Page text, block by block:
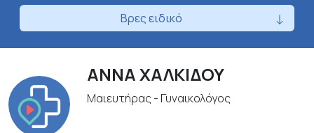
Βρες ειδικό
ΑΝΝΑ ΧΑΛΚΙΔΟΥ
Μαιευτήρας - Γυναικολόγος